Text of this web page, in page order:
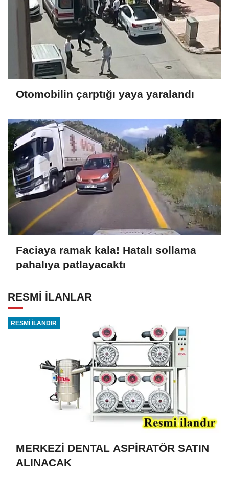
Otomobilin çarptığı yaya yaralandı
Faciaya ramak kala! Hatalı sollama
pahalıya patlayacaktı
RESMİ İLANLAR
RESMİ İLANDIR
MERKEZİ DENTAL ASPİRATÖR SATIN
ALINACAK